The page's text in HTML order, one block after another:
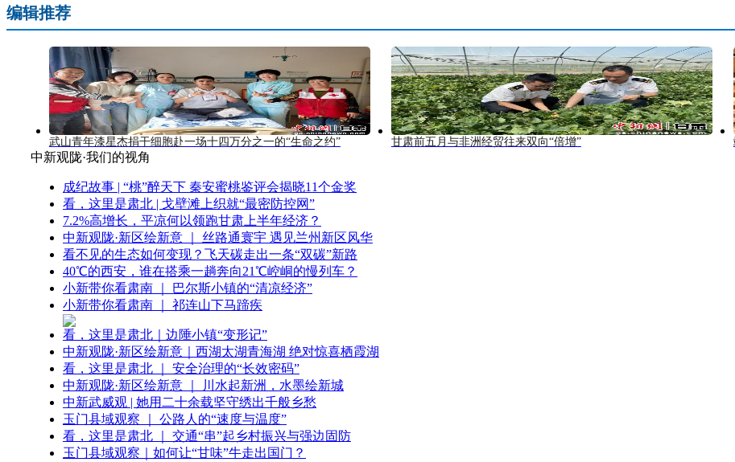
编辑推荐
武山青年漆星杰捐干细胞赴一场十四万分之一的“生命之约” 甘肃前五月与非洲经贸往来双向“倍增”
中新观陇·我们的视角
成纪故事 | “桃”醉天下 秦安蜜桃鉴评会揭晓11个金奖
看，这里是肃北 | 戈壁滩上织就“最密防控网”
7.2%高增长，平凉何以领跑甘肃上半年经济？
中新观陇·新区绘新意 ｜ 丝路通寰宇 遇见兰州新区风华
看不见的生态如何变现？飞天碳走出一条“双碳”新路
40℃的西安，谁在搭乘一趟奔向21℃崆峒的慢列车？
小新带你看肃南 ｜ 巴尔斯小镇的“清凉经济”
小新带你看肃南 ｜ 祁连山下马蹄疾
看，这里是肃北｜边陲小镇“变形记”
中新观陇·新区绘新意｜西湖太湖青海湖 绝对惊喜栖霞湖
看，这里是肃北 ｜ 安全治理的“长效密码”
中新观陇·新区绘新意 ｜ 川水起新洲，水墨绘新城
中新武威观 | 她用二十余载坚守绣出千般乡愁
玉门县域观察 ｜ 公路人的“速度与温度”
看，这里是肃北 ｜ 交通“串”起乡村振兴与强边固防
玉门县域观察｜如何让“甘味”牛走出国门？